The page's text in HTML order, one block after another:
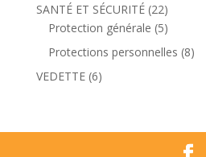
SANTÉ ET SÉCURITÉ (22)
Protection générale (5)
Protections personnelles (8)
VEDETTE (6)